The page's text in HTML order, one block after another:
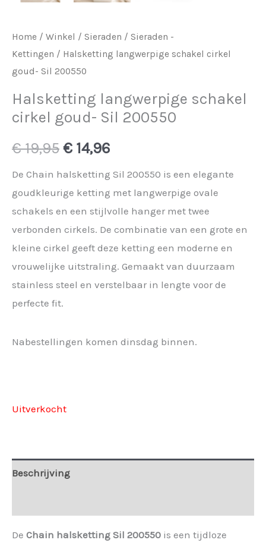
Home / Winkel / Sieraden / Sieraden -
Kettingen / Halsketting langwerpige schakel cirkel
goud- Sil 200550
Halsketting langwerpige schakel
cirkel goud- Sil 200550
€19,95 Oorspronkelijke
prijs
was:
€ 19,95.
€ 14,96Huidige
prijs
is:
€ 14,96.
De Chain halsketting Sil 200550 is een elegante
goudkleurige ketting met langwerpige ovale
schakels en een stijlvolle hanger met twee
verbonden cirkels. De combinatie van een grote en
kleine cirkel geeft deze ketting een moderne en
vrouwelijke uitstraling. Gemaakt van duurzaam
stainless steel en verstelbaar in lengte voor de
perfecte fit.
Nabestellingen komen dinsdag binnen.
Uitverkocht
Beschrijving
De Chain halsketting Sil 200550 is een tijdloze